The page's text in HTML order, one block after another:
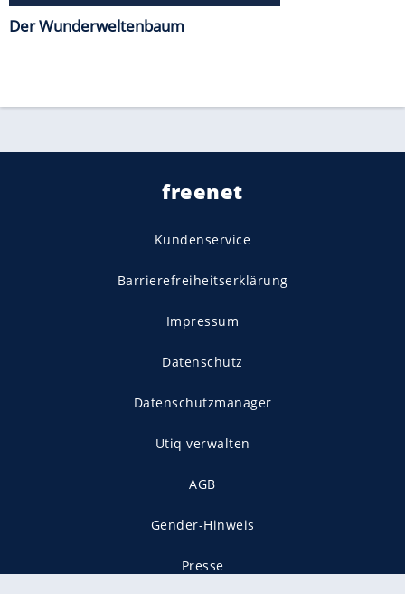
Der Wunderweltenbaum
freenet
Kundenservice
Barrierefreiheitserklärung
Impressum
Datenschutz
Datenschutzmanager
Utiq verwalten
AGB
Gender-Hinweis
Presse